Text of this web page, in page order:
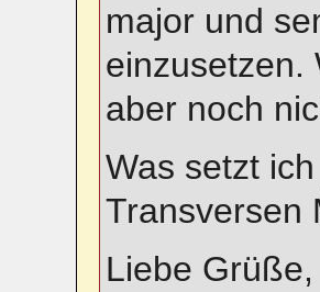
major und
einzusetzen.
aber noch
Was setzt
Transversen
Liebe Grüße,